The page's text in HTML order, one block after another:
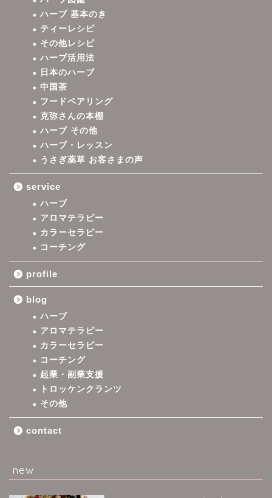
ハーブ 基本のき
ティーレシピ
その他レシピ
ハーブ活用法
日本のハーブ
中国茶
フードペアリング
克弥さんの本棚
ハーブ その他
ハーブ・レッスン
うさぎ薬草 お客さまの声
service
ハーブ
アロマテラピー
カラーセラピー
コーチング
profile
blog
ハーブ
アロマテラピー
カラーセラピー
コーチング
起業・副業支援
トロッケンクランツ
その他
contact
new